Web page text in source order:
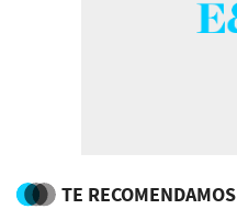
TE RECOMENDAMOS